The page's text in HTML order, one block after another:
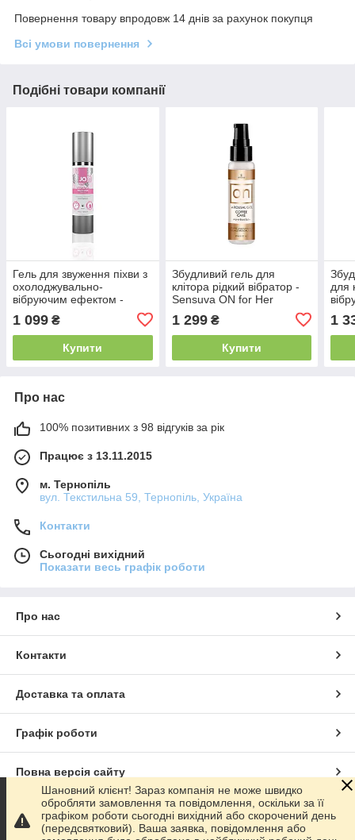
Повернення товару впродовж 14 днів за рахунок покупця
Всі умови повернення
Подібні товари компанії
Гель для звуження піхви з
охолоджувально-
вібруючим ефектом -
Tightening Serum (50 мл)
1 099 ₴
Купити
Збудливий гель для
клітора рідкий вібратор -
Sensuva ON for Her
Arousal Gel Coffee Cake
(29 мл)
1 299₴
Купити
для
1
Про нас
100% позитивних з 98 відгуків за рік
Працює з 13.11.2015
м. Тернопіль
вул. Текстильна 59, Тернопіль, Україна
Контакти
Сьогодні вихідний
Показати весь графік роботи
Про нас
Контакти
Доставка та оплата
Графік роботи
Повна версія сайту
Сайт створено на маркетплейсіProm.ua
Шановний клієнт! Зараз компанія не може швидко
обробляти замовлення та повідомлення, оскільки за її
графіком роботи сьогодні вихідний або скорочений день
(передсвятковий). Ваша заявка, повідомлення або